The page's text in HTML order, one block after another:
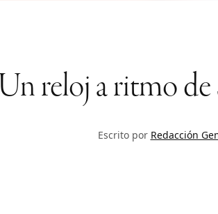
Un reloj a ritmo de
Escrito por Redacción